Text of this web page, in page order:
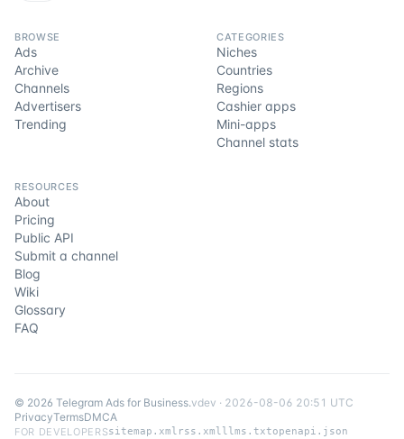
BROWSE
Ads
Archive
Channels
Advertisers
Trending
CATEGORIES
Niches
Countries
Regions
Cashier apps
Mini-apps
Channel stats
RESOURCES
About
Pricing
Public API
Submit a channel
Blog
Wiki
Glossary
FAQ
© 2026 Telegram Ads for Business.vdev · 2026-08-06 20:51 UTC
PrivacyTermsDMCA
FOR DEVELOPERSsitemap.xml rss.xml llms.txtopenapi.json